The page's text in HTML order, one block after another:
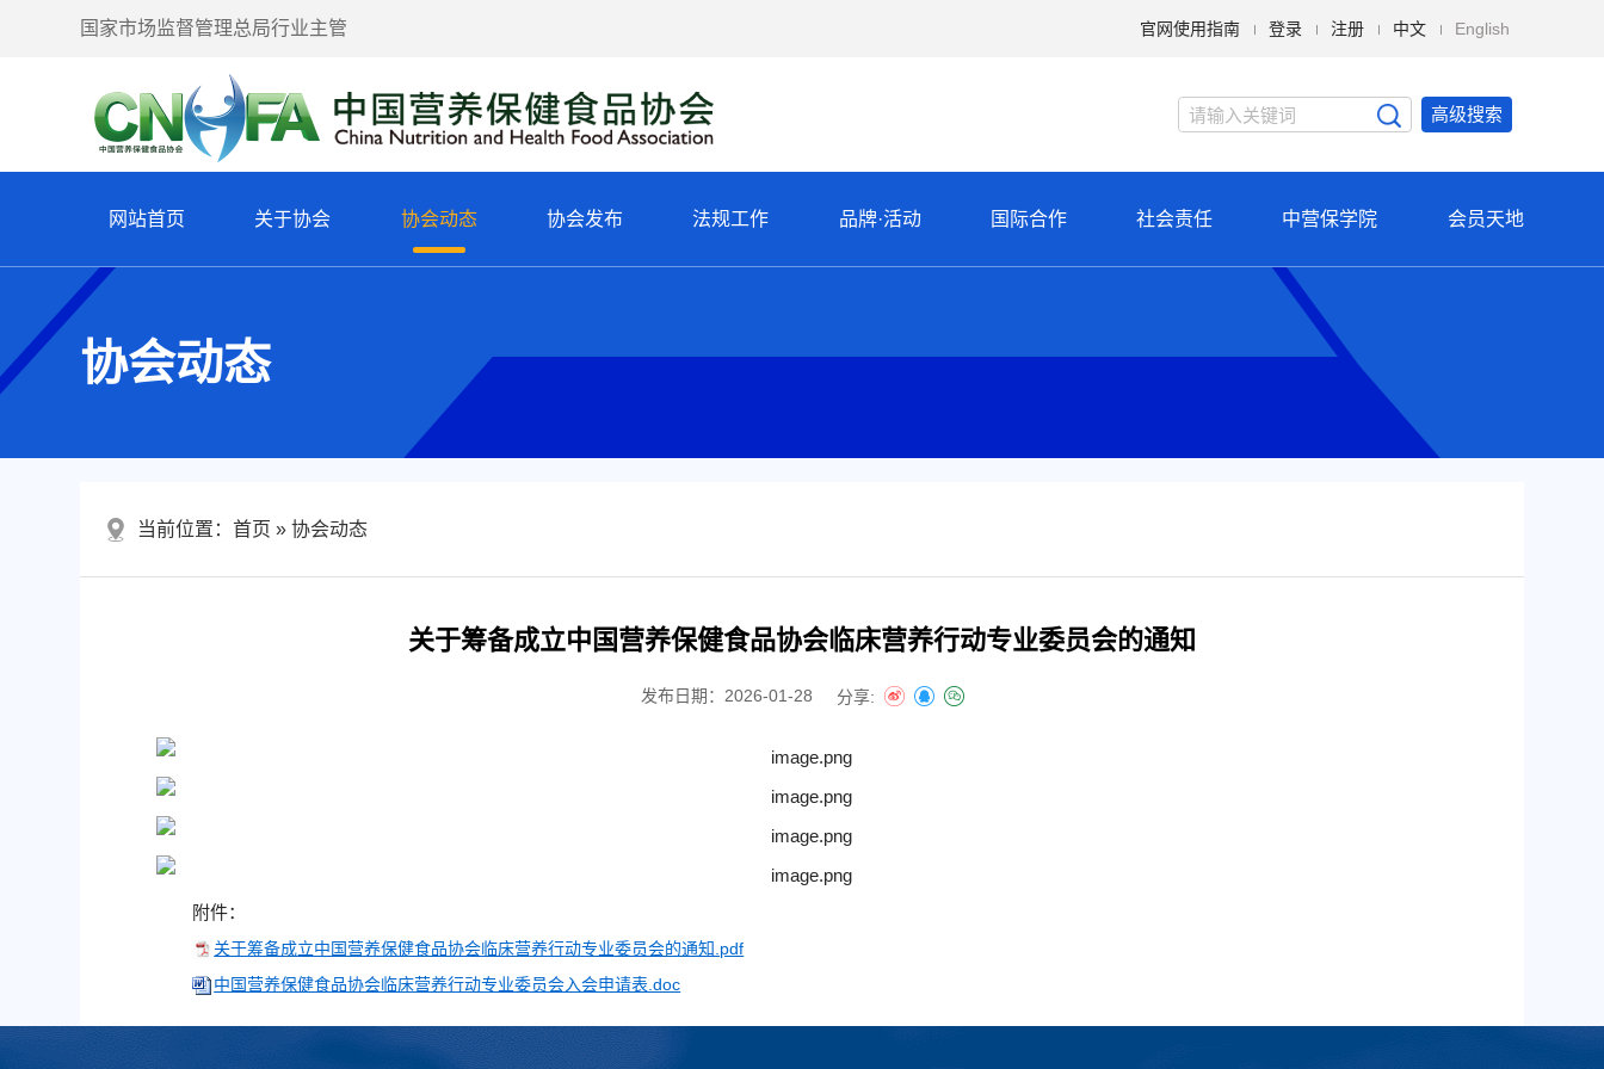
国家市场监督管理总局行业主管 官网使用指南 登录 注册 中文 English
高级搜索
网站首页 关于协会 协会动态 协会发布 法规工作 品牌·活动 国际合作 社会责任 中营保学院 会员天地
协会动态
当前位置：首页 协会动态
关于筹备成立中国营养保健食品协会临床营养行动专业委员会的通知
发布日期：2026-01-28 分享:
附件：
关于筹备成立中国营养保健食品协会临床营养行动专业委员会的通知.pdf
中国营养保健食品协会临床营养行动专业委员会入会申请表.doc